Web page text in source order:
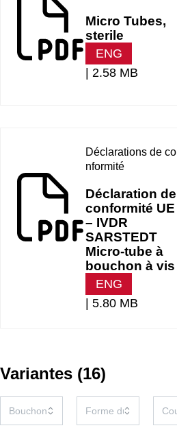
Micro Tubes,
sterile
ENG
| 2.58 MB
Déclarations de co
nformité
Déclaration de
conformité UE
– IVDR
SARSTEDT
Micro-tube à
bouchon à vis
ENG
| 5.80 MB
Variantes (16)